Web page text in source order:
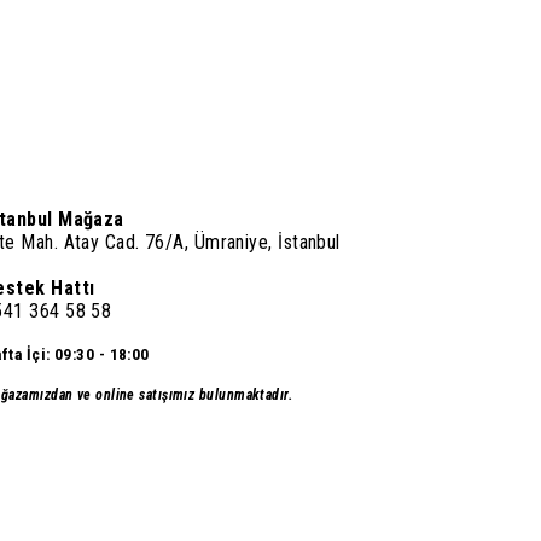
Mağaza
Mah. Atay Cad. 76/A, Ümraniye, İstanbul
Hattı
364 58 58
İçi: 09:30 - 18:00
ve online satışımız bulunmaktadır.